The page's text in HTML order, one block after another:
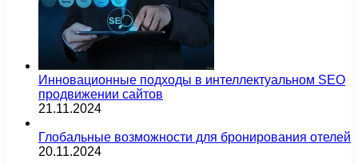
Инновационные подходы в интеллектуальном SEO
продвижении сайтов
21.11.2024
Глобальные возможности для бронирования отелей
20.11.2024